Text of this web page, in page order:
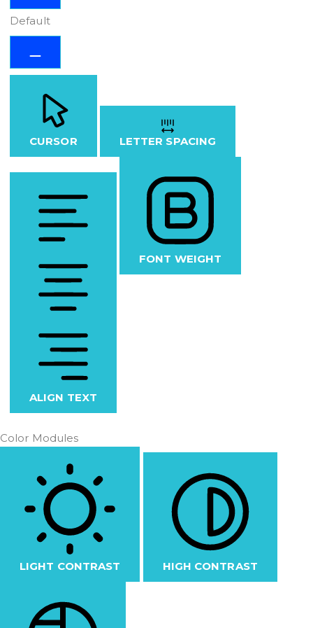
Default
CURSOR LETTER SPACING
ALIGN TEXT
FONT WEIGHT
Color Modules
LIGHT CONTRAST HIGH CONTRAST